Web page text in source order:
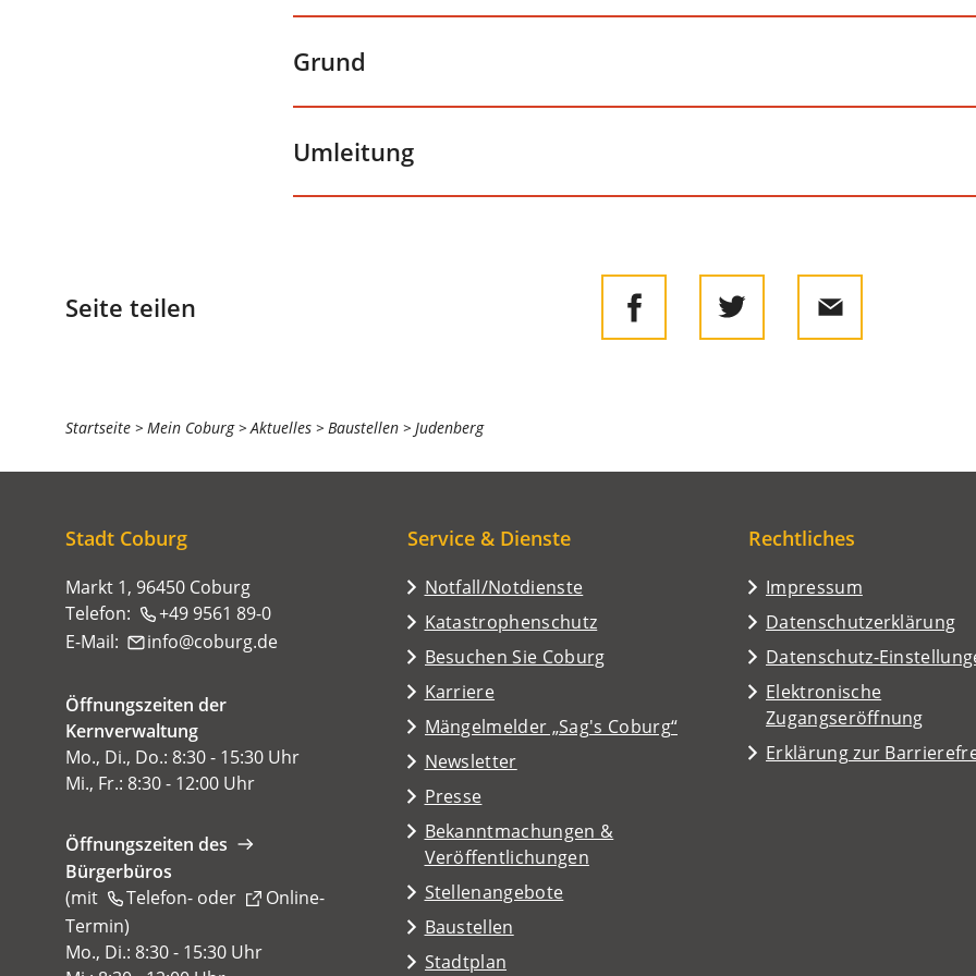
Grund
Umleitung
Seite teilen
Sie
befinden
hier:
Startseite Mein Coburg Aktuelles Baustellen Judenberg
Stadt Coburg
Markt 1, 96450 Coburg
Telefon:
+49 9561 89-0
E-Mail:
info coburg de
Öffnungszeiten der
Kernverwaltung
Mo., Di., Do.: 8:30 - 15:30 Uhr
Mi., Fr.: 8:30 - 12:00 Uhr
Öffnungszeiten des
Bürgerbüros
(mit
Telefon- oder
Online-
Termin
(Öffnet
in
)
Mo., Di.: 8:30 - 15:30 Uhr
Service & Dienste
Notfall/Notdienste
Katastrophenschutz
Besuchen Sie Coburg
(Öffnet
in
neuen
Tab)
Karriere
Mängelmelder „Sag's Coburg“
(Öffnet
in
neuen
Tab)
Newsletter
Presse
Bekanntmachungen &
Veröffentlichungen
Stellenangebote
Baustellen
Stadtplan
(Öffnet
Rechtliches
Impressum
Datenschutzerklärung
Datenschutz-
Elektronische
Zugangseröffnung
Erklärung zur